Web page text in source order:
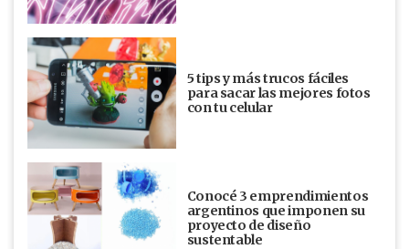
5 tips y más trucos fáciles
para sacar las mejores fotos
con tu celular
Conocé 3 emprendimientos
argentinos que imponen su
proyecto de diseño
sustentable